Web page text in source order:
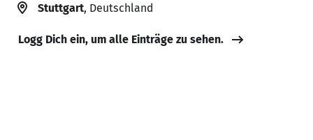
Stuttgart, Deutschland
Logg Dich ein, um alle Einträge zu sehen.